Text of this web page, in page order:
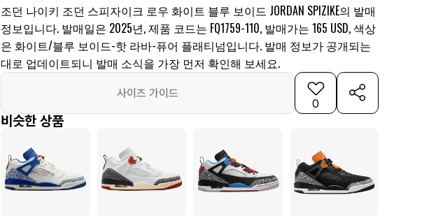
조던 나이키 조던 스피자이크 로우 화이트 블루 보이드 JORDAN SPIZIKE의 발매
정보입니다. 발매일은 2025년, 제품 코드는 FQ1759-110, 발매가는 165 USD, 색상
은 화이트/블루 보이드-핫 라바-퓨어 플래티넘입니다. 발매 정보가 공개되는
대로 업데이트되니 발매 소식을 가장 먼저 확인해 보세요.
사이즈 가이드
0
비슷한 상품